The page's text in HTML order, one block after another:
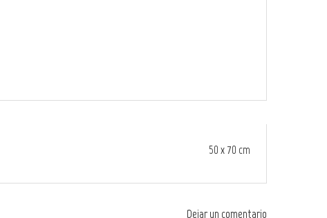
50 x 70 cm
Dejar un comentario